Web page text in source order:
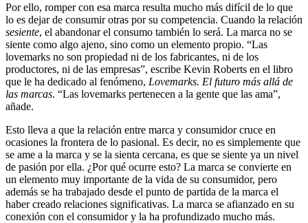
Por ello, romper con esa marca resulta mucho más difícil de lo que
lo es dejar de consumir otras por su competencia. Cuando la relación
sesiente, el abandonar el consumo también lo será. La marca no se
siente como algo ajeno, sino como un elemento propio. “Las
lovemarks no son propiedad ni de los fabricantes, ni de los
productores, ni de las empresas”, escribe Kevin Roberts en el libro
que le ha dedicado al fenómeno, Lovemarks. El futuro más allá de
las marcas. “Las lovemarks pertenecen a la gente que las ama”,
añade.
Esto lleva a que la relación entre marca y consumidor cruce en
ocasiones la frontera de lo pasional. Es decir, no es simplemente que
se ame a la marca y se la sienta cercana, es que se siente ya un nivel
de pasión por ella. ¿Por qué ocurre esto? La marca se convierte en
un elemento muy importante de la vida de su consumidor, pero
además se ha trabajado desde el punto de partida de la marca el
haber creado relaciones significativas. La marca se afianzado en su
conexión con el consumidor y la ha profundizado mucho más.